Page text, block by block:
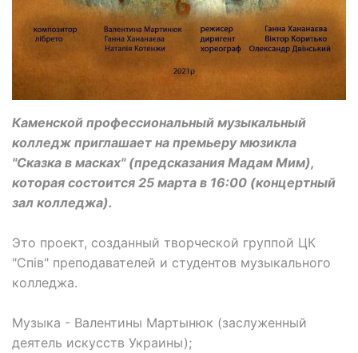
Каменской профессиональный музыкальный
колледж приглашает на премьеру мюзикла
"Сказка в масках" (предсказания Мадам Мим),
которая состоится 25 марта в 16:00 (концертный
зал колледжа).
Это проект, созданный творческой группой ЦК
"Спів" преподавателей и студентов музыкального
колледжа.
Музыка - Валентины Мартынюк (заслуженный
деятель искусств Украины);